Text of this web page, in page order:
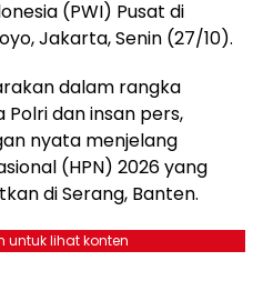
(PWI) Pusat di
Jakarta, Senin (27/10).
dalam rangka
dan insan pers,
nyata menjelang
(HPN) 2026 yang
di Serang, Banten.
untuk lihat konten